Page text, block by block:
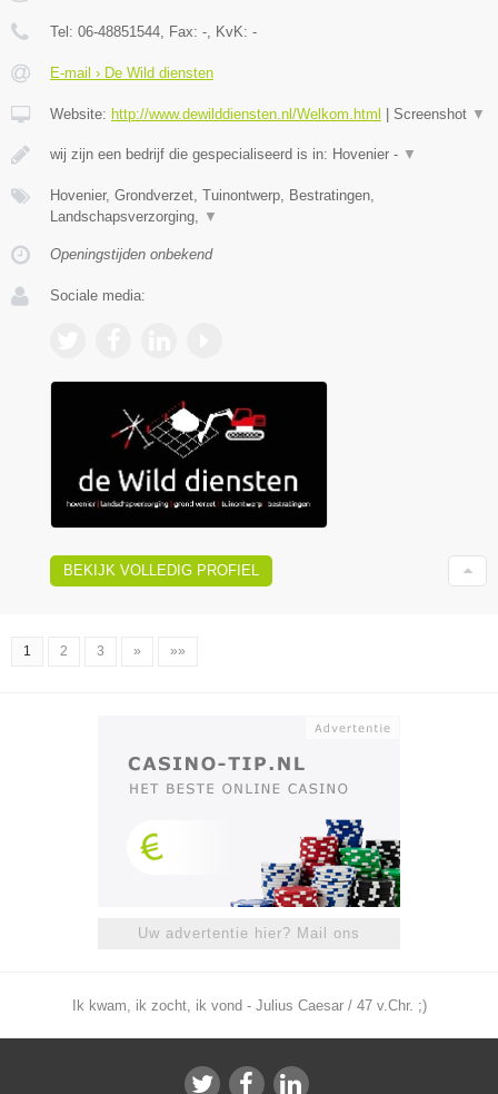
Tel: 06-48851544 , Fax: - , KvK: -
E-mail › De Wild diensten
Website: http://www.dewilddiensten.nl/Welkom.html Screenshot ▼
wij zijn een bedrijf die gespecialiseerd is in: Hovenier - ▼
Hovenier, Grondverzet, Tuinontwerp, Bestratingen,
Landschapsverzorging,
▼
Openingstijden onbekend
Sociale media:
BEKIJK VOLLEDIG PROFIEL
1 2 3 » »»
Uw advertentie hier? Mail ons
Ik kwam, ik zocht, ik vond - Julius Caesar / 47 v.Chr. ;)